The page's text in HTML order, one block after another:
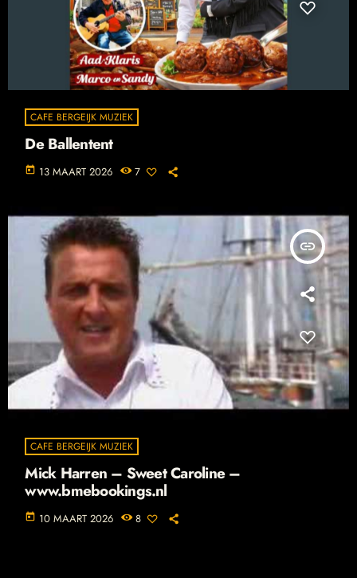
CAFE BERGEIJK MUZIEK
De Ballentent
today 13 MAART 2026 7
insert_link
CAFE BERGEIJK MUZIEK
Mick Harren – Sweet Caroline –
www.bmebookings.nl
today 10 MAART 2026 8